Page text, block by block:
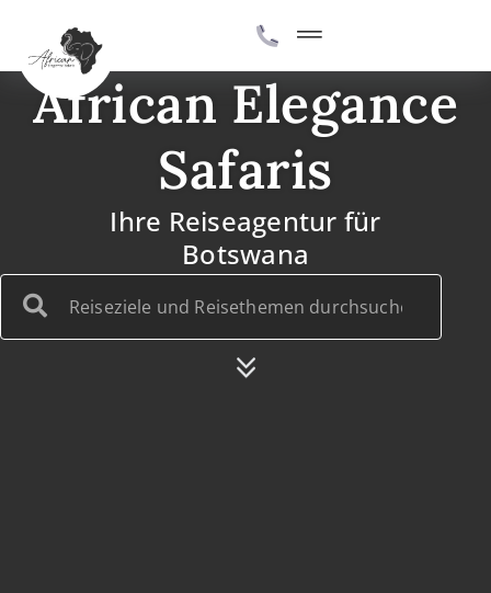
African Elegance
Safaris
Ihre Reiseagentur für